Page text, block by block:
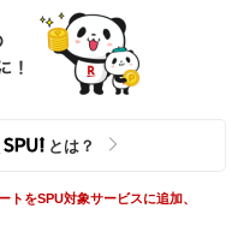
とは？
トをSPU対象サービスに追加、